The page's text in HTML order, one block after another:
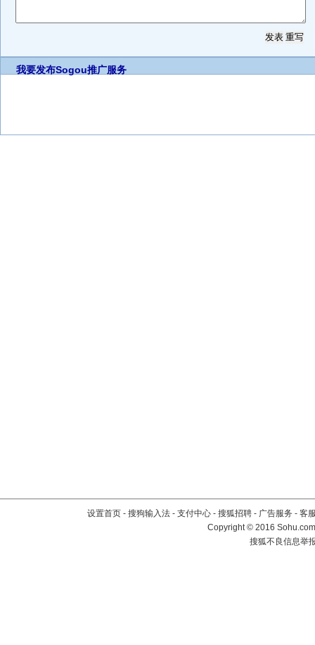
我要发布Sogou推广服务
设置首页 - 搜狗输入法 - 支付中心 - 搜狐招聘 - 广告服务 - 客
Copyright©2016
搜狐不良信息举